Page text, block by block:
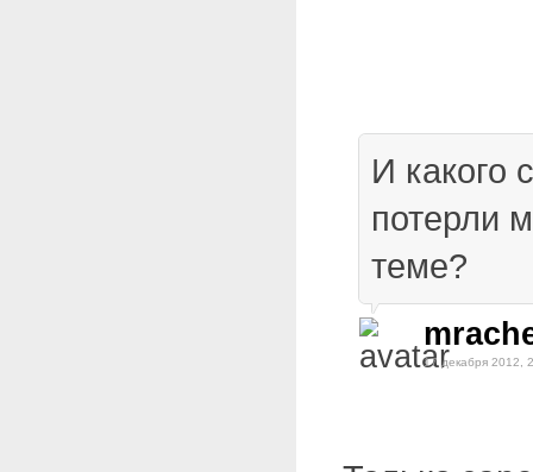
И какого
потерли
теме?
17 декабря 2012,